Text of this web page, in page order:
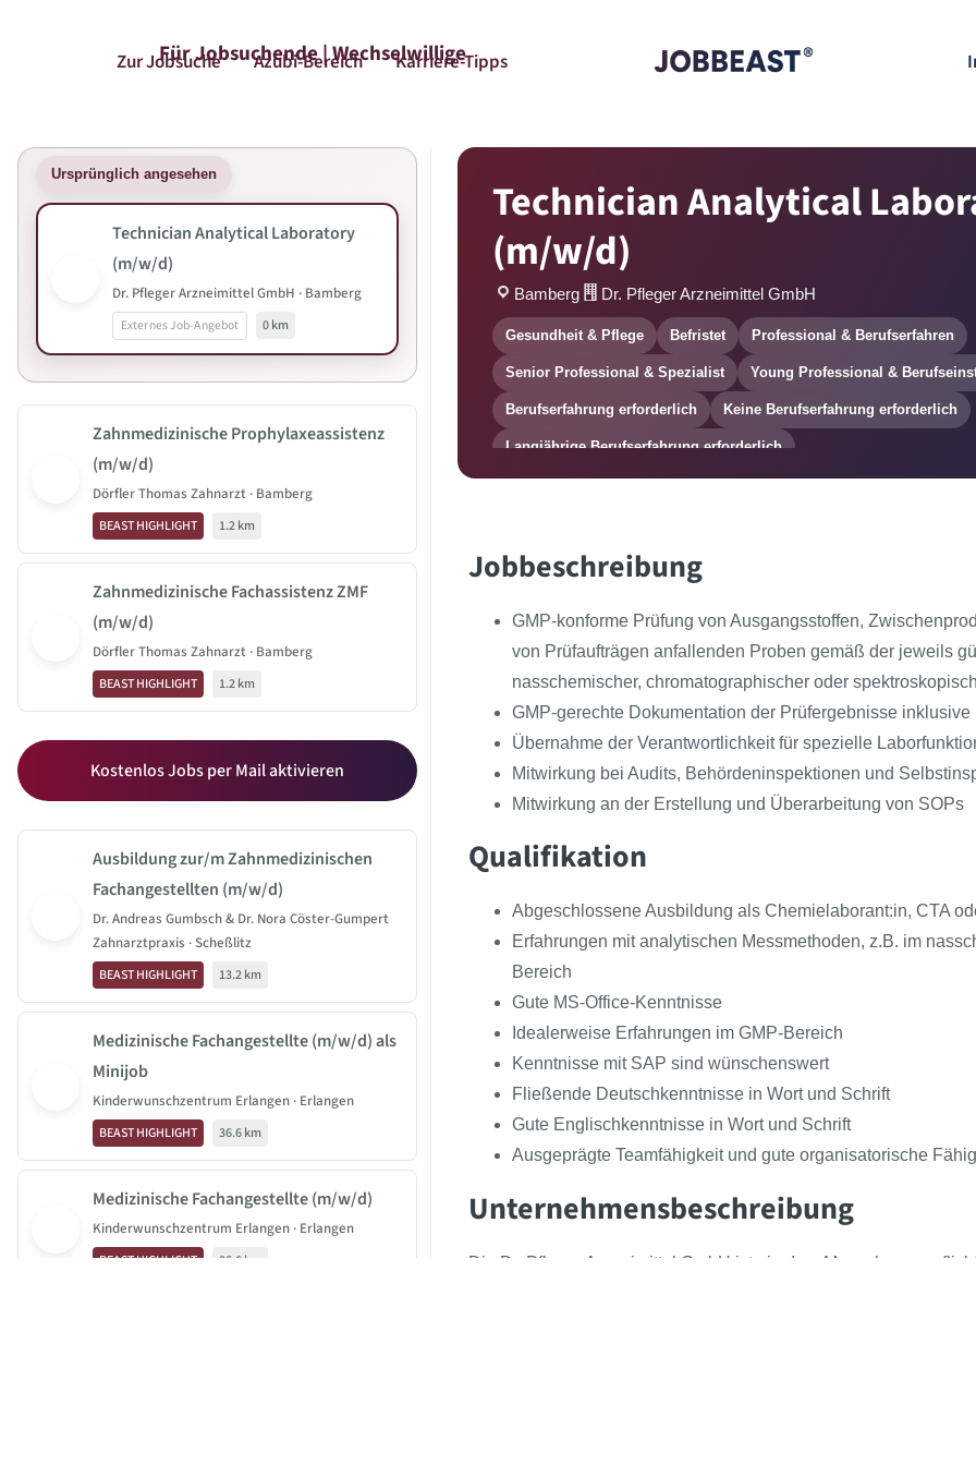
Für Jobsuchende | Wechselwillige
Zur Jobsuche Azubi-Bereich Karriere-Tipps
Ursprünglich angesehen
Technician Analytical Laboratory
(m/w/d)
Dr. Pfleger Arzneimittel GmbH · Bamberg
Externes Job-Angebot 0 km
Zahnmedizinische Prophylaxeassistenz
(m/w/d)
Dörfler Thomas Zahnarzt · Bamberg
BEAST HIGHLIGHT 1.2 km
Zahnmedizinische Fachassistenz ZMF
(m/w/d)
Dörfler Thomas Zahnarzt · Bamberg
BEAST HIGHLIGHT 1.2 km
Kostenlos Jobs per Mail aktivieren
Ausbildung zur/m Zahnmedizinischen
Fachangestellten (m/w/d)
Dr. Andreas Gumbsch & Dr. Nora Cöster-Gumpert
Zahnarztpraxis · Scheßlitz
BEAST HIGHLIGHT 13.2 km
Medizinische Fachangestellte (m/w/d) als
Minijob
Kinderwunschzentrum Erlangen · Erlangen
BEAST HIGHLIGHT 36.6 km
Medizinische Fachangestellte (m/w/d)
Kinderwunschzentrum Erlangen · Erlangen
BEAST HIGHLIGHT 36.6 km
Technician Analytical
(m/w/d)
Bamberg Dr. Pfleger Arzneimittel GmbH
Gesundheit & Pflege Befristet Professional & Berufserfahren
Senior Professional & Spezialist Young Professional &
Berufserfahrung erforderlich Keine Berufserfahrung erforderlich
Langjährige Berufserfahrung erforderlich
Jobbeschreibung
GMP-konforme Prüfung von Ausgangsstoffen,
von Prüfaufträgen anfallenden Proben gemäß der jeweils
nasschemischer, chromatographischer oder
GMP-gerechte Dokumentation der Prüfergebnisse
Übernahme der Verantwortlichkeit für spezielle
Mitwirkung bei Audits, Behördeninspektionen und
Mitwirkung an der Erstellung und Überarbeitung von SOPs
Qualifikation
Abgeschlossene Ausbildung als Chemielaborant:in, CTA
Erfahrungen mit analytischen Messmethoden, z.B. im
Bereich
Gute MS-Office-Kenntnisse
Idealerweise Erfahrungen im GMP-Bereich
Kenntnisse mit SAP sind wünschenswert
Fließende Deutschkenntnisse in Wort und Schrift
Gute Englischkenntnisse in Wort und Schrift
Ausgeprägte Teamfähigkeit und gute organisatorische
Unternehmensbeschreibung
Die Dr. Pfleger Arzneimittel GmbH ist ein dem Menschen